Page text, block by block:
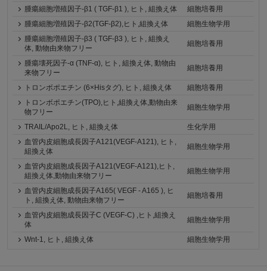
腫瘍細胞増殖因子-β1 ( TGF-β1 ), ヒト, 組換え体
細胞培養用
腫瘍細胞増殖因子-β2(TGF-β2),ヒト,組換え体
細胞生物学用
腫瘍細胞増殖因子-β3 ( TGF-β3 ), ヒト, 組換え
体, 動物由来物フリー
細胞培養用
腫瘍壊死因子-α (TNF-α), ヒト, 組換え体, 動物由
来物フリー
細胞培養用
トロンボポエチン (6×Hisタグ), ヒト, 組換え体
細胞培養用
トロンボポエチン(TPO),ヒト,組換え体,動物由来
物フリー
細胞生物学用
TRAIL/Apo2L, ヒト, 組換え体
生化学用
血管内皮細胞成長因子A121(VEGF-A121), ヒト,
組換え体
細胞生物学用
血管内皮細胞成長因子A121(VEGF-A121),ヒト,
組換え体,動物由来物フリー
細胞生物学用
血管内皮細胞成長因子A165( VEGF - A165 ), ヒ
ト, 組換え体, 動物由来物フリー
細胞培養用
血管内皮細胞成長因子C (VEGF-C) ,ヒト,組換え
体
細胞生物学用
Wnt-1, ヒト, 組換え体 細胞生物学用